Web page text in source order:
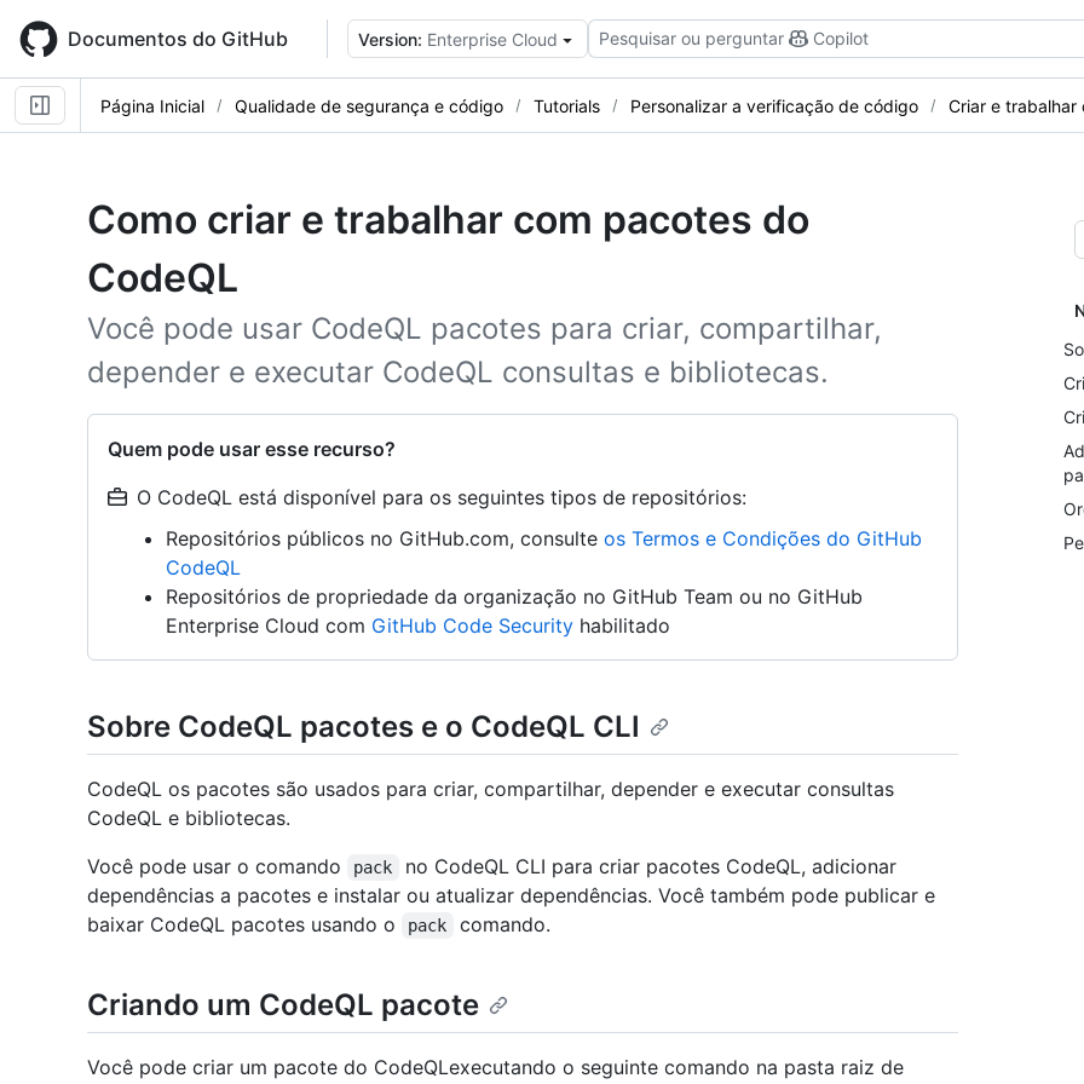
main
content
Documentos do GitHub Version: Enterprise Cloud Pesquisar ou perguntar Copilot
Página Inicial Qualidade de segurança e código Tutorials Personalizar a verificação de código Criar e trabalhar
Como criar e trabalhar com pacotes do
CodeQL
Você pode usar CodeQL pacotes para criar, compartilhar,
depender e executar CodeQL consultas e bibliotecas.
Quem pode usar esse recurso?
O CodeQL está disponível para os seguintes tipos de repositórios:
Repositórios públicos no GitHub.com, consulte os Termos e Condições do GitHub
CodeQL
Repositórios de propriedade da organização no GitHub Team ou no GitHub
Enterprise Cloud com GitHub Code Security habilitado
Sobre CodeQL pacotes e o CodeQL CLI
CodeQL os pacotes são usados para criar, compartilhar, depender e executar consultas
CodeQL e bibliotecas.
Você pode usar o comando
pack
no CodeQL CLI para criar pacotes CodeQL, adicionar
dependências a pacotes e instalar ou atualizar dependências. Você também pode publicar e
baixar CodeQL pacotes usando o
pack comando.
Criando um CodeQL pacote
Você pode criar um pacote do CodeQLexecutando o seguinte comando na pasta raiz de